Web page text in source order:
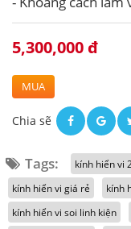
5,300,000 đ
MUA
Chia sẽ
Tags: kính hiển vi
kính hiển vi giá rẻ
kính
kính hiển vi soi linh kiện